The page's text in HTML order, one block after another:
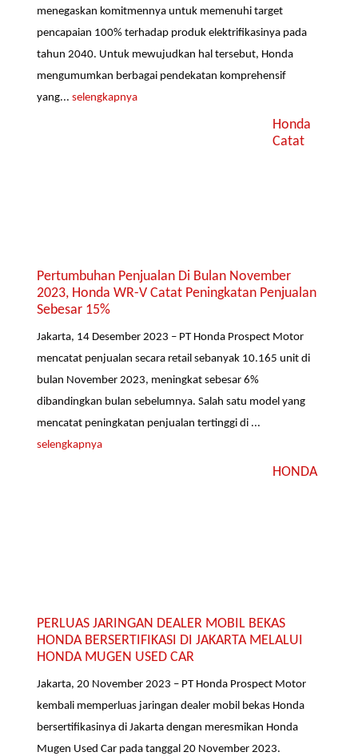
menegaskan komitmennya untuk memenuhi target
pencapaian 100% terhadap produk elektrifikasinya pada
tahun 2040. Untuk mewujudkan hal tersebut, Honda
mengumumkan berbagai pendekatan komprehensif
yang...selengkapnya
Honda
Catat
Pertumbuhan Penjualan Di Bulan November
2023, Honda WR-V Catat Peningkatan Penjualan
Sebesar 15%
Jakarta, 14 Desember 2023 – PT Honda Prospect Motor
mencatat penjualan secara retail sebanyak 10.165 unit di
bulan November 2023, meningkat sebesar 6%
dibandingkan bulan sebelumnya. Salah satu model yang
mencatat peningkatan penjualan tertinggi di ...
selengkapnya
HONDA
PERLUAS JARINGAN DEALER MOBIL BEKAS
HONDA BERSERTIFIKASI DI JAKARTA MELALUI
HONDA MUGEN USED CAR
Jakarta, 20 November 2023 – PT Honda Prospect Motor
kembali memperluas jaringan dealer mobil bekas Honda
bersertifikasinya di Jakarta dengan meresmikan Honda
Mugen Used Car pada tanggal 20 November 2023.